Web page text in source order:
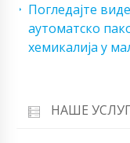
Погледајте
аутоматско
хемикалија у
НАШЕ